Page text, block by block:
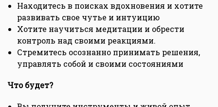
Находитесь в поисках вдохновения и хотите
развивать свое чутье и интуицию
Хотите научиться медитации и обрести
контроль над своими реакциями.
Стремитесь осознанно принимать решения,
управлять собой и своими состояниями
Что будет?